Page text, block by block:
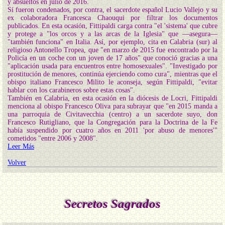
y absueltos en julio de 2016.
Sí fueron condenados, por contra, el sacerdote español Lucio Vallejo y su
ex colaboradora Francesca Chaouqui por filtrar los documentos
publicados. En esta ocasión, Fittipaldi carga contra "el 'sistema' que cubre
y protege a "los orcos y a las arcas de la Iglesia" que —asegura—
"también funciona" en Italia. Así, por ejemplo, cita en Calabria (sur) al
religioso Antonello Tropea, que "en marzo de 2015 fue encontrado por la
Policía en un coche con un joven de 17 años" que conoció gracias a una
"aplicación usada para encuentros entre homosexuales". "Investigado por
prostitución de menores, continúa ejerciendo como cura", mientras que el
obispo italiano Francesco Milito le aconseja, según Fittipaldi, "evitar
hablar con los carabineros sobre estas cosas".
También en Calabria, en esta ocasión en la diócesis de Locri, Fittipaldi
menciona al obispo Francesco Oliva para subrayar que "en 2015 manda a
una parroquia de Civitavecchia (centro) a un sacerdote suyo, don
Francesco Rutigliano, que la Congregación para la Doctrina de la Fe
había suspendido por cuatro años en 2011 'por abuso de menores'"
cometidos "entre 2006 y 2008".
Leer Más
Volver
Secretos Sagrados